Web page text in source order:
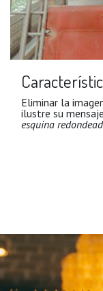
Eliminar la
ilustre su
esquina